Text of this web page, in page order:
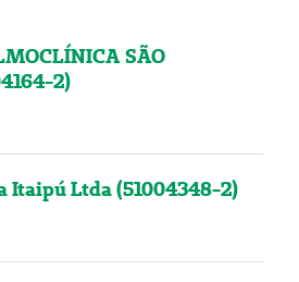
SÃO
2)
Itaipú Ltda (51004348-2)